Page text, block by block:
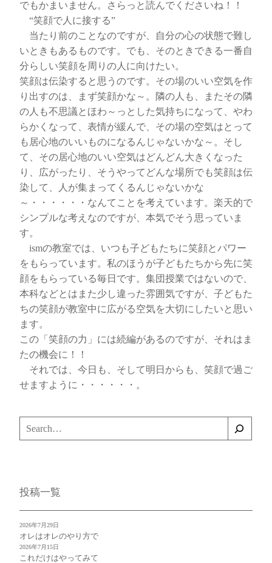
でもかまいません。さらっと読んでくださいね！！
“笑顔で人に接する”
当たり前のことなのですが、自分の心の状態で難し
いときもあるものです。でも、そのときできる一番自
分らしい笑顔を周りの人に向けたい。
笑顔は伝染すると思うのです。その場のいい空気を作
り出すのは、まず笑顔かな～。隣の人も、またその隣
の人も不思議とほわ～っとした気持ちになって、やわ
らかくなって、表情が緩んで、その場の空気はとって
も居心地のいいものになるんじゃないかな～。そし
て、その居心地のいい空気はどんどん大きくなった
り、広がったり、そうやってどんな場所でも笑顔は伝
染して、人が集まってくるんじゃないかな
～・・・・・・なんてことを考えています。楽天的で
シンプルな考えなのですが、本気でそう思っていま
す。
ismの教室では、いつも子どもたちに笑顔とパワー
をもらっています。私のほうが子どもたちから先に笑
顔をもらっている毎日です。集団授業ではないので、
本科などとはまた少し違った雰囲気ですが、子どもた
ちの笑顔が教室中に広がる空気を大切にしたいと思い
ます。
この「笑顔の力」には続編があるのですが、それはま
たの機会に！！
それでは、今日も、そして明日からも、笑顔で過ご
せますように・・・・・・。
検
索
投稿一覧
オレはオレのやり方で
2026年7月29日
これだけはやってみて
2026年7月15日